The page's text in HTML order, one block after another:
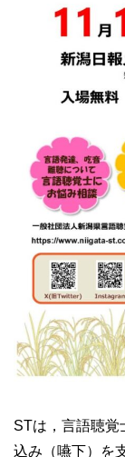
STは，言語聴覚
込み（嚥下）を